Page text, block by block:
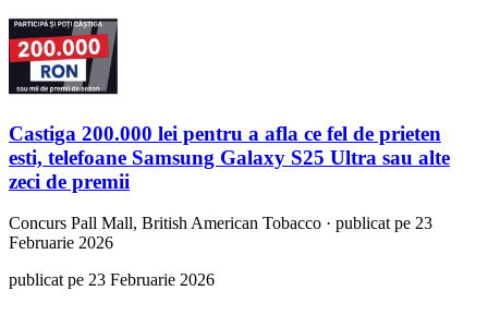
Castiga 200.000 lei pentru a afla ce fel de prieten
esti, telefoane Samsung Galaxy S25 Ultra sau alte
zeci de premii
Concurs Pall Mall, British American Tobacco · publicat pe 23
Februarie 2026
publicat pe 23 Februarie 2026